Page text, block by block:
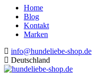
Home
Blog
Kontakt
Marken
info@hundeliebe-shop.de
Deutschland